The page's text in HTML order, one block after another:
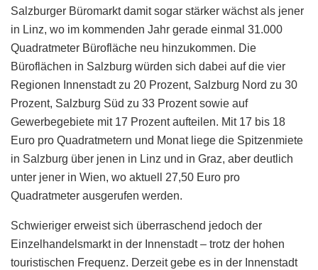
Salzburger Büromarkt damit sogar stärker wächst als jener
in Linz, wo im kommenden Jahr gerade einmal 31.000
Quadratmeter Bürofläche neu hinzukommen. Die
Büroflächen in Salzburg würden sich dabei auf die vier
Regionen Innenstadt zu 20 Prozent, Salzburg Nord zu 30
Prozent, Salzburg Süd zu 33 Prozent sowie auf
Gewerbegebiete mit 17 Prozent aufteilen. Mit 17 bis 18
Euro pro Quadratmetern und Monat liege die Spitzenmiete
in Salzburg über jenen in Linz und in Graz, aber deutlich
unter jener in Wien, wo aktuell 27,50 Euro pro
Quadratmeter ausgerufen werden.
Schwieriger erweist sich überraschend jedoch der
Einzelhandelsmarkt in der Innenstadt – trotz der hohen
touristischen Frequenz. Derzeit gebe es in der Innenstadt